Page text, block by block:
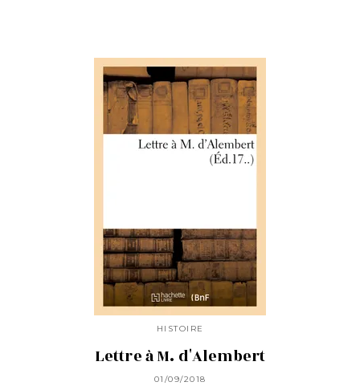
HISTOIRE
Lettre à M. d'Alembert
01/09/2018